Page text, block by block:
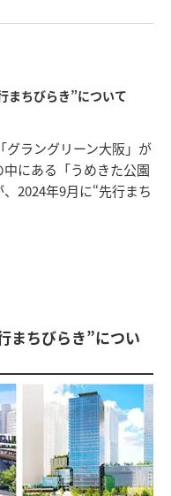
まちびらき”について
グラングリーン大阪」が
にある「うめきた公園
、2024年9月に“先行まち
まちびらき”につい